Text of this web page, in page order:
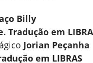
Billy
Tradução em
Jorian Peçanha
em LIBRAS